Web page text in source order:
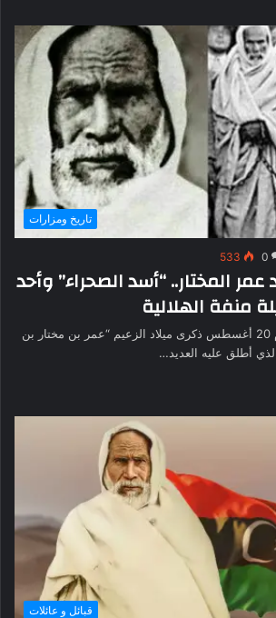
تاريخ ومزارات
0
533
المختار.. “أسد الصحراء” وأحد
منفة الهلالية
أميرة جادو يصادف اليوم 20 أغسطس ذكرى ميلاد الزعيم “عمر بن مختار بن
أطلق عليه العديد…
قبائل و عائلات